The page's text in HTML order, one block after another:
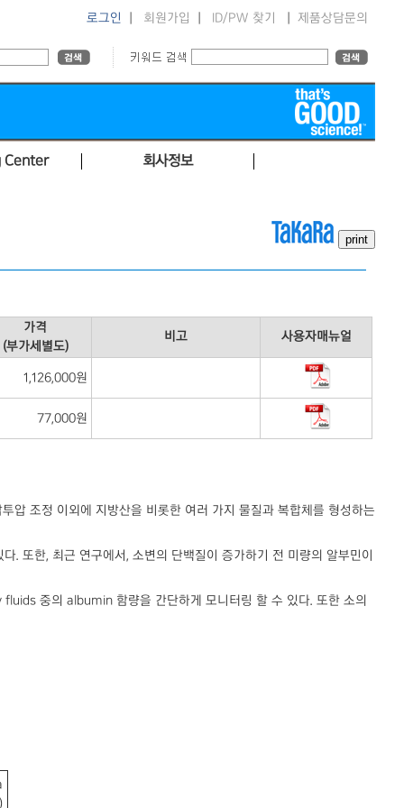
로그인 회원가입 ID/PW 찾기 제품상담문의
Center 회사정보
가격
(부가세별도)
비고 사용자매뉴얼
1,126,000원
77,000원
압 조정 이외에 지방산을 비롯한 여러 가지 물질과 복합체를 형성하는
. 또한, 최근 연구에서, 소변의 단백질이 증가하기 전 미량의 알부민이
중의 albumin 함량을 간단하게 모니터링 할 수 있다. 또한 소의